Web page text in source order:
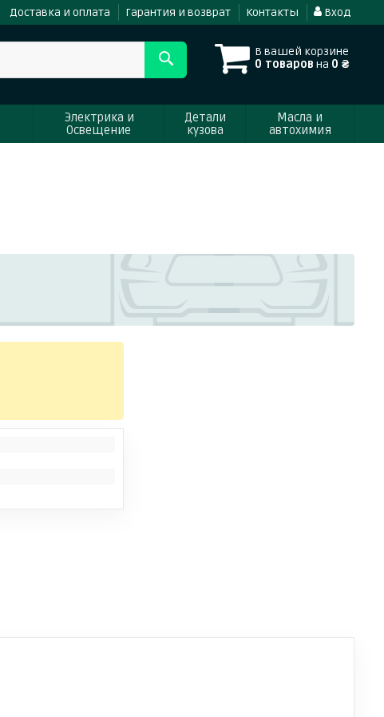
Доставка и оплата Гарантия и возврат Контакты Вход
В вашей корзине
0 товаров на 0 ₴
Электрика и
Освещение
Детали
кузова
Масла и
автохимия